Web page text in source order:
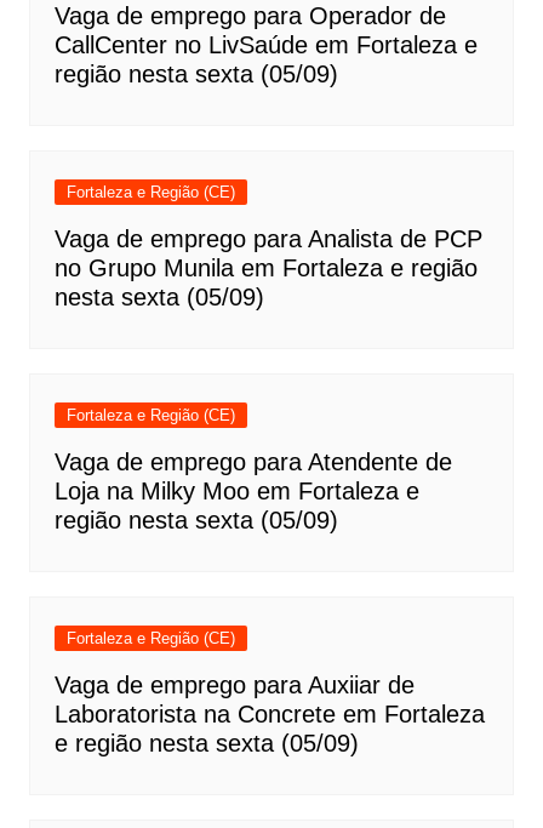
Vaga de emprego para Operador de
CallCenter no LivSaúde em Fortaleza e
região nesta sexta (05/09)
Fortaleza e Região (CE)
Vaga de emprego para Analista de PCP
no Grupo Munila em Fortaleza e região
nesta sexta (05/09)
Fortaleza e Região (CE)
Vaga de emprego para Atendente de
Loja na Milky Moo em Fortaleza e
região nesta sexta (05/09)
Fortaleza e Região (CE)
Vaga de emprego para Auxiiar de
Laboratorista na Concrete em Fortaleza
e região nesta sexta (05/09)